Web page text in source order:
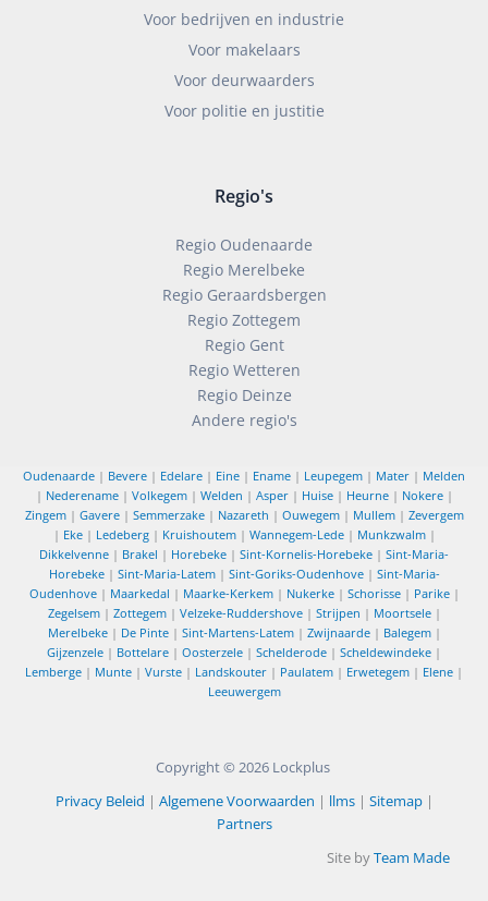
Voor bedrijven en industrie
Voor makelaars
Voor deurwaarders
Voor politie en justitie
Regio's
Regio Oudenaarde
Regio Merelbeke
Regio Geraardsbergen
Regio Zottegem
Regio Gent
Regio Wetteren
Regio Deinze
Andere regio's
Oudenaarde | Bevere | Edelare | Eine | Ename | Leupegem | Mater | Melden
| Nederename| Volkegem| Welden | Asper| Huise| Heurne| Nokere|
Zingem| Gavere| Semmerzake| Nazareth | Ouwegem| Mullem| Zevergem
| Eke| Ledeberg| Kruishoutem| Wannegem-Lede| Munkzwalm|
Dikkelvenne | Brakel | Horebeke | Sint-Kornelis-Horebeke | Sint-Maria-
Horebeke| Sint-Maria-Latem| Sint-Goriks-Oudenhove| Sint-Maria-
Oudenhove| Maarkedal | Maarke-Kerkem| Nukerke| Schorisse| Parike|
Zegelsem| Zottegem| Velzeke-Ruddershove| Strijpen | Moortsele|
Merelbeke| De Pinte| Sint-Martens-Latem| Zwijnaarde| Balegem|
Gijzenzele | Bottelare | Oosterzele | Schelderode | Scheldewindeke |
Lemberge | Munte | Vurste | Landskouter | Paulatem | Erwetegem | Elene |
Leeuwergem
Copyright © 2026 Lockplus
Privacy Beleid | Algemene Voorwaarden | llms| Sitemap|
Partners
Site byTeam Made